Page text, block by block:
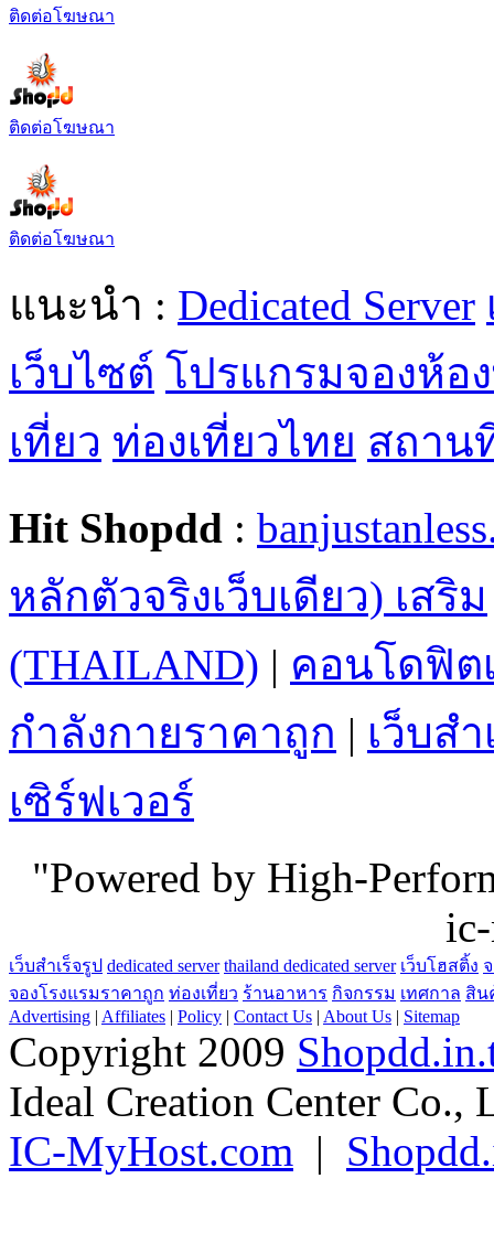
ติดต่อโฆษณา
ติดต่อโฆษณา
ติดต่อโฆษณา
แนะนำ : Dedicated Server
เว็บไซต์ โปรแกรมจองห้อ
เที่ยว ท่องเที่ยวไทย สถาน
Hit Shopdd :
หลักตัวจริงเว็บเดียว) เสริม
(THAILAND) | คอนโดฟิต
กำลังกายราคาถูก | เว็บส
เซิร์ฟเวอร์
"Powered by High-
เว็บสำเร็จรูป dedicated server thailand dedicated server เว็บโฮสติ้ง
จองโรงแรมราคาถูก ท่องเที่ยว ร้านอาหาร กิจกรรม เทศกาล สิน
Advertising | Affiliates | Policy | Contact Us | About Us | Sitemap
Copyright 2009
Ideal Creation Center Co.,
IC-MyHost.com |